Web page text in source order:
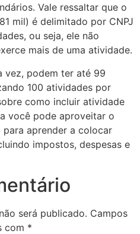
Vale ressaltar que o
mil) é delimitado por CNPJ
ou seja, ele não
mais de uma atividade.
vez, podem ter até 99
100 atividades por
como incluir atividade
você pode aproveitar o
aprender a colocar
impostos, despesas e
será publicado. Campos
com *